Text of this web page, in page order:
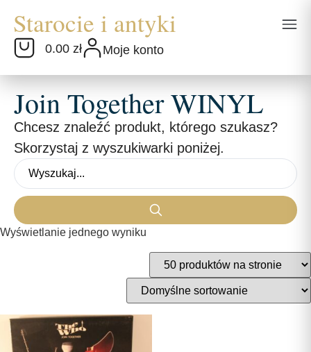
0.00 zł Moje konto
Join Together WINYL
Chcesz znaleźć produkt, którego szukasz?
Skorzystaj z wyszukiwarki poniżej.
Wyświetlanie jednego wyniku